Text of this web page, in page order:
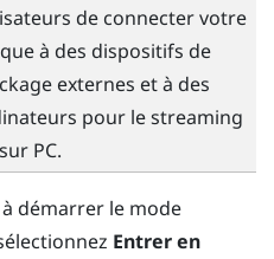
de connecter votre
à des dispositifs de
externes et à des
pour le streaming
PC.
démarrer le mode
Entrer en